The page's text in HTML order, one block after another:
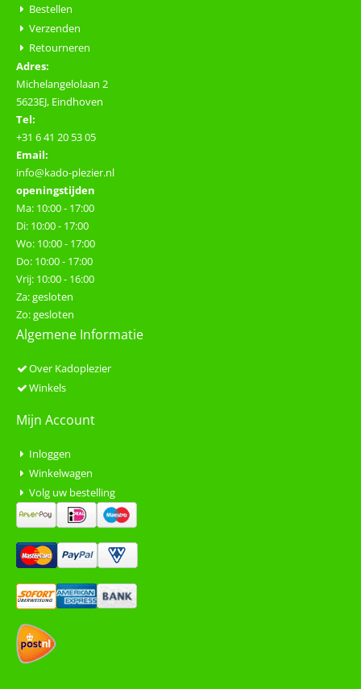
Bestellen
Verzenden
Retourneren
Adres:
Michelangelolaan 2
5623EJ, Eindhoven
Tel:
+31 6 41 20 53 05
Email:
info@kado-plezier.nl
openingstijden
Ma: 10:00 - 17:00
Di: 10:00 - 17:00
Wo: 10:00 - 17:00
Do: 10:00 - 17:00
Vrij: 10:00 - 16:00
Za: gesloten
Zo: gesloten
Algemene Informatie
Over Kadoplezier
Winkels
Mijn Account
Inloggen
Winkelwagen
Volg uw bestelling